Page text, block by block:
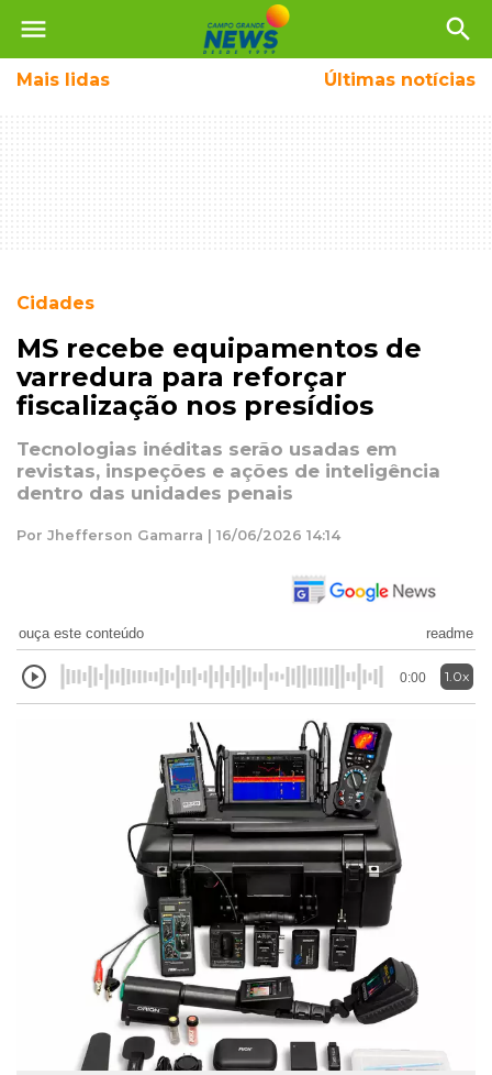
menu search
Mais lidas Últimas notícias
Cidades
MS recebe equipamentos de
varredura para reforçar
fiscalização nos presídios
Tecnologias inéditas serão usadas em
revistas, inspeções e ações de inteligência
dentro das unidades penais
Por Jhefferson Gamarra | 16/06/2026 14:14
ouça este conteúdo readme
0:00 1.0x